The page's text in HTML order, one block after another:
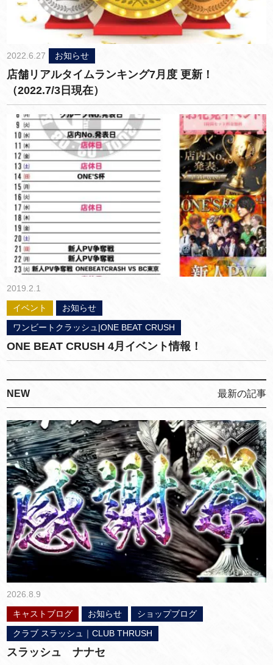
2022.6.27 お知らせ
店舗リアルタイムランキング7月度 更新！
（2022.7/3日現在）
2019.2.1
イベント
お知らせ
ワンビートクラッシュ|ONE BEAT CRUSH
ONE BEAT CRUSH 4月イベント情報！
NEW 最新の記事
2026.8.9
キャストブログ
お知らせ
ショップブログ
クラブ スラッシュ｜CLUB THRUSH
スラッシュ ナナセ